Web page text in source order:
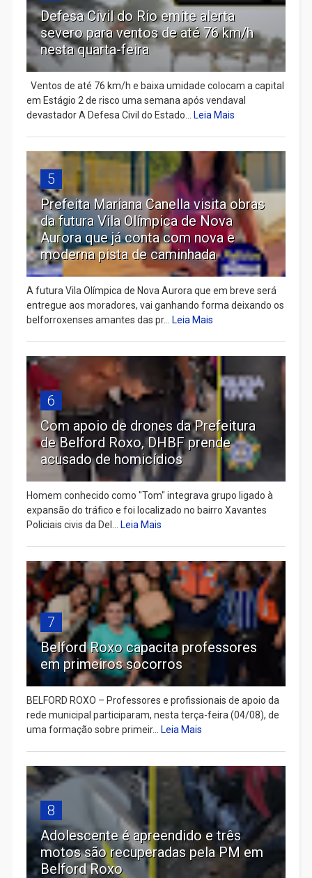
Defesa Civil do Rio emite alerta
severo para ventos de até 76 km/h
nesta quarta-feira
Ventos de até 76 km/h e baixa umidade colocam a capital
em Estágio 2 de risco uma semana após vendaval
devastador A Defesa Civil do Estado... Leia Mais
5
Prefeita Mariana Canella visita obras
da futura Vila Olímpica de Nova
Aurora que já conta com nova e
moderna pista de caminhada
A futura Vila Olímpica de Nova Aurora que em breve será
entregue aos moradores, vai ganhando forma deixando os
belforroxenses amantes das pr... Leia Mais
6
Com apoio de drones da Prefeitura
de Belford Roxo, DHBF prende
acusado de homicídios
Homem conhecido como "Tom" integrava grupo ligado à
expansão do tráfico e foi localizado no bairro Xavantes
Policiais civis da Del... Leia Mais
7
Belford Roxo capacita professores
em primeiros socorros
BELFORD ROXO – Professores e profissionais de apoio da
rede municipal participaram, nesta terça-feira (04/08), de
uma formação sobre primeir... Leia Mais
8
Adolescente é apreendido e três
motos são recuperadas pela PM em
Belford Roxo